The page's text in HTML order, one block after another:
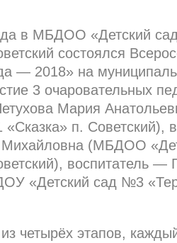
в МБДОО «Детский
состоялся
— 2018» на
3 очаровательных
Мария
п. Советский),
Михайловна (МБДОО
воспитатель —
«Детский сад №3
четырёх этапов,